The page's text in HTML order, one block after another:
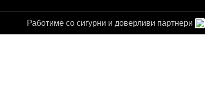
Работиме со сигурни и доверливи партнери